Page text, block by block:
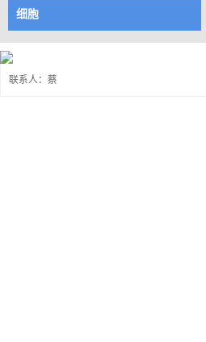
细胞
联系人：蔡